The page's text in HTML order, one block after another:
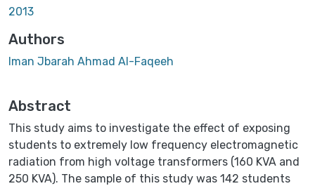
2013
Authors
Iman Jbarah Ahmad Al-Faqeeh
Abstract
This study aims to investigate the effect of exposing
students to extremely low frequency electromagnetic
radiation from high voltage transformers (160 KVA and
250 KVA). The sample of this study was 142 students